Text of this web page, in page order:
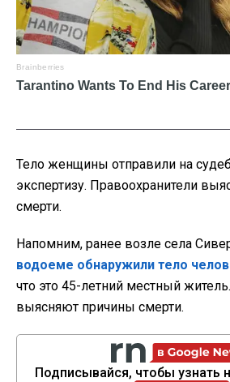
Тело женщины отправили на
экспертизу. Правоохранители
смерти.
Напомним, ранее возле села
водоеме обнаружили тело
что это 45-летний местный
выясняют причины смерти.
Подписывайся, чтобы узнать